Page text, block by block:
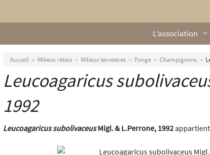
L’association
Qui sommes nous
Nos missions
Accueil Milieux rétais Milieux terrestres Fonge Champignons
Leucoagaricus
1992
Leucoagaricus subolivaceusMigl. & L.Perrone, 1992